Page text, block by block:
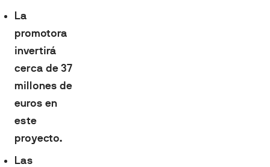
La
promotora
invertirá
cerca de 37
millones de
euros en
este
proyecto.
Las